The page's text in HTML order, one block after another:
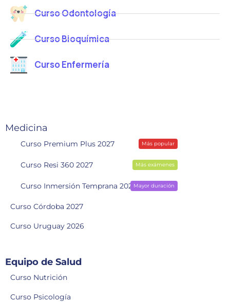
t
r
n
i
c
Curso Odontología
Curso Bioquímica
Curso Enfermería
Medicina
Curso Premium Plus 2027 Más popular
Curso Resi 360 2027 Más exámenes
Curso Inmersión Temprana 2028Mayor duración
Curso Córdoba 2027
Curso Uruguay 2026
Equipo de Salud
Curso Nutrición
Curso Psicología